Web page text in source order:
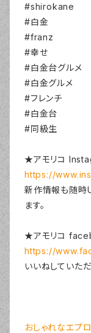
#shirokane
#白金
#franz
#幸せ
#白金台グルメ
#白金グルメ
#フレンチ
#白金台
#同級生
★アモリコ
https://
新作情報も随時
ます。
★アモリコ
https://
いいねしていた
おしゃれなエプ